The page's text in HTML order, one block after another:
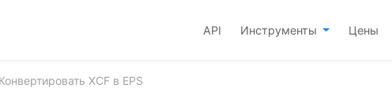
API Инструменты Цены
Конвертировать XCF в EPS